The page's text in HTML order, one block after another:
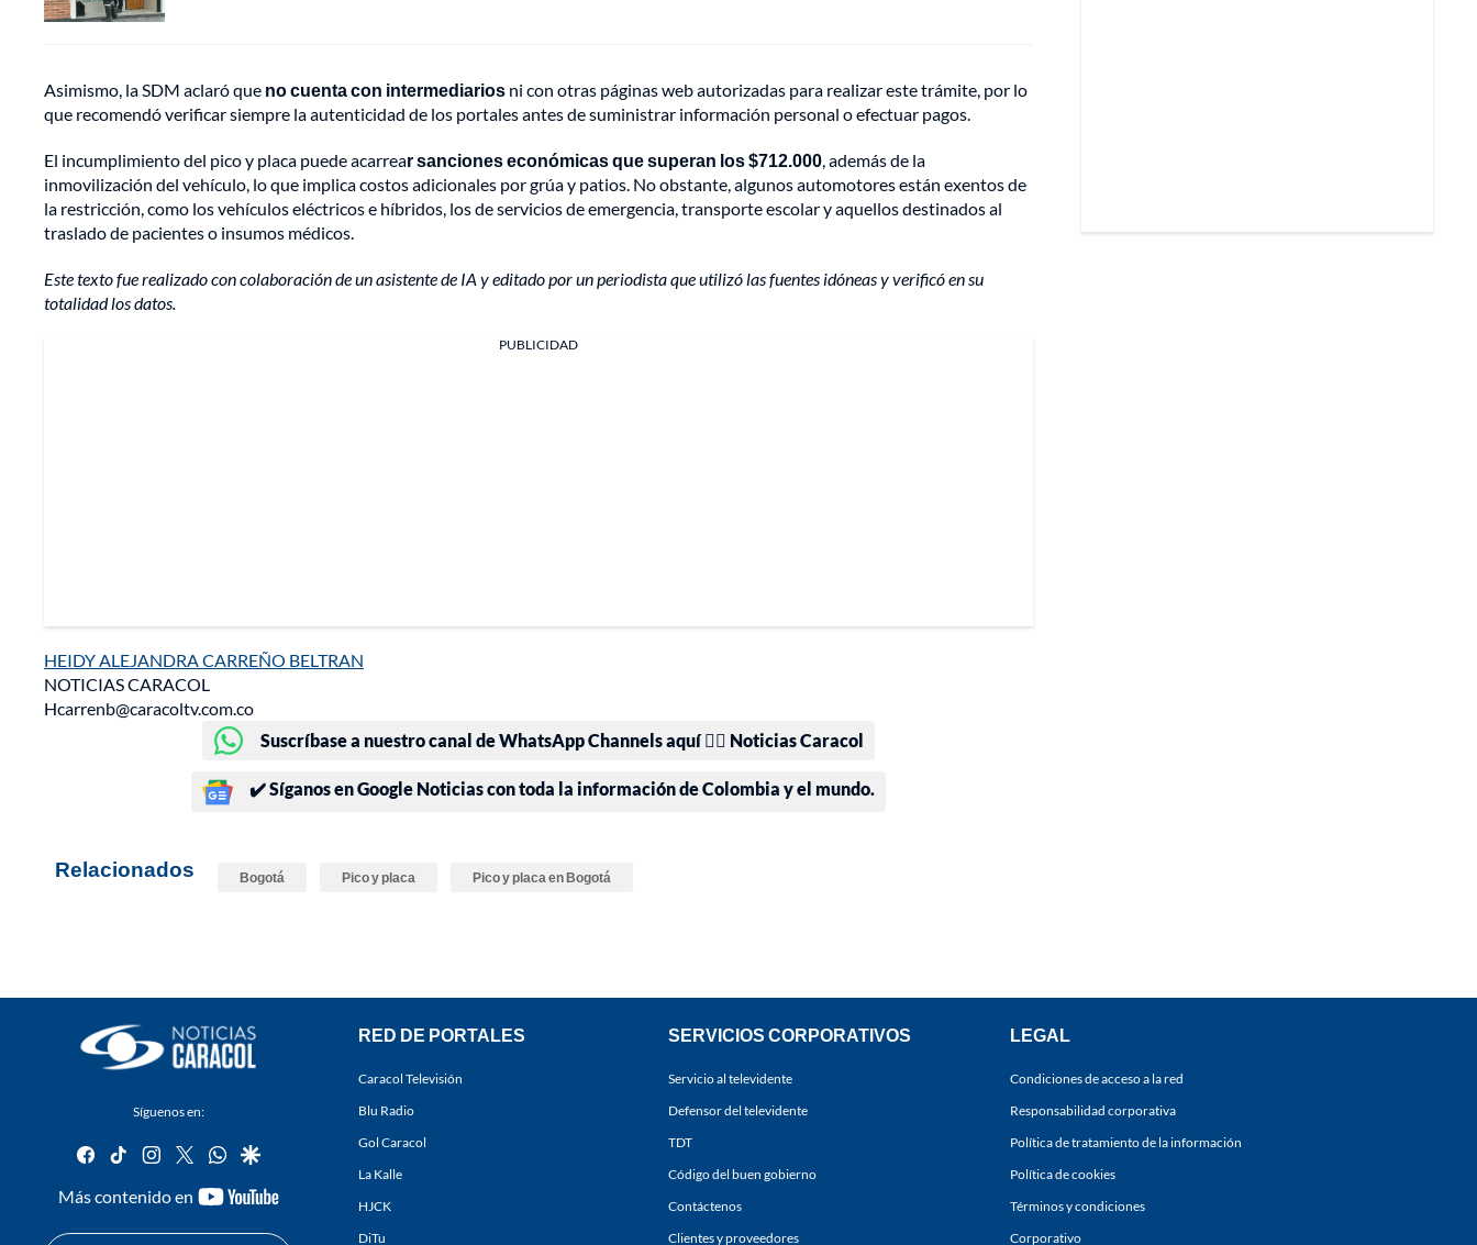
Asimismo, la SDM aclaró que no cuenta con intermediarios ni con otras páginas web autorizadas para realizar este trámite, por lo
que recomendó verificar siempre la autenticidad de los portales antes de suministrar información personal o efectuar pagos.
El incumplimiento del pico y placa puede acarrear sanciones económicas que superan los $712.000, además de la
inmovilización del vehículo, lo que implica costos adicionales por grúa y patios. No obstante, algunos automotores están exentos de
la restricción, como los vehículos eléctricos e híbridos, los de servicios de emergencia, transporte escolar y aquellos destinados al
traslado de pacientes o insumos médicos.
Este texto fue realizado con colaboración de un asistente de IA y editado por un periodista que utilizó las fuentes idóneas y verificó en su
totalidad los datos.
PUBLICIDAD
HEIDY ALEJANDRA CARREÑO BELTRAN
NOTICIAS CARACOL
Hcarrenb@caracoltv.com.co
Suscríbase a nuestro canal de WhatsApp Channels aquí 👉🏻 Noticias Caracol
✔️ Síganos en Google Noticias con toda la información de Colombia y el mundo.
Relacionados Bogotá Pico y placa Pico y placa en Bogotá
Síguenos en:
facebook
tiktok instagram
twitterwhatsapp
google
Más contenido en
youtube-
RED DE PORTALES
Caracol Televisión
Blu Radio
Gol Caracol
La Kalle
HJCK
DiTu
SERVICIOS CORPORATIVOS
Servicio al televidente
Defensor del televidente
TDT
Código del buen gobierno
Contáctenos
Clientes y proveedores
LEGAL
Condiciones de acceso a la red
Responsabilidad corporativa
Política de tratamiento de la información
Política de cookies
Términos y condiciones
Corporativo